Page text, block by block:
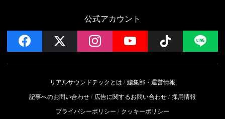
公式アカウント
facebook instagramYouTube Follow
リアルサウンドテックとは
編集部・運営情報
記事へのお問い合わせ
広告に関するお問い合わせ 採用情報
プライバシーポリシー
クッキーポリシー